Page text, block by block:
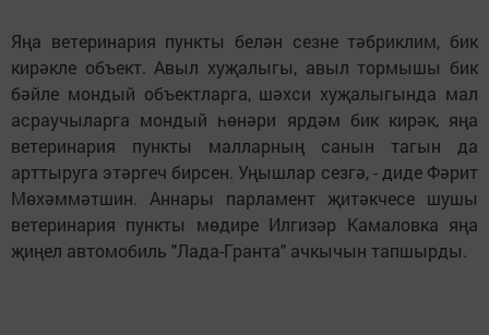
Яңа ветеринария пункты белән сезне тәбриклим, бик
кирәкле объект. Авыл хуҗалыгы, авыл тормышы бик
бәйле мондый объектларга, шәхси хуҗалыгында мал
асраучыларга мондый һөнәри ярдәм бик кирәк, яңа
ветеринария пункты малларның санын тагын да
арттыруга этәргеч бирсен. Уңышлар сезгә, - диде Фәрит
Мөхәммәтшин. Аннары парламент җитәкчесе шушы
ветеринария пункты мөдире Илгизәр Камаловка яңа
җиңел автомобиль "Лада-Гранта" ачкычын тапшырды.